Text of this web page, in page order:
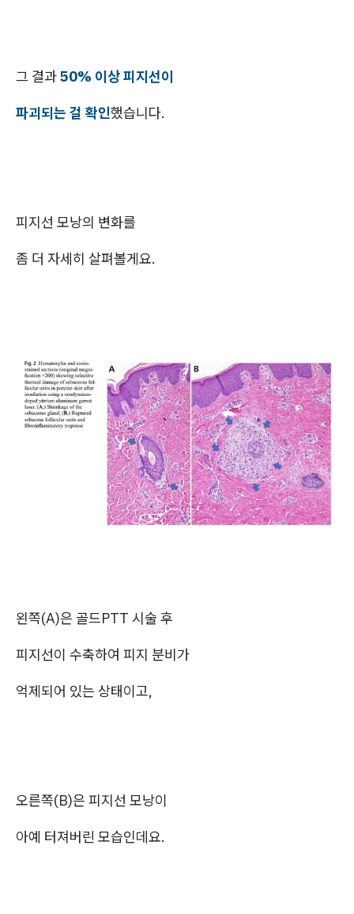
그 결과50% 이상 피지선이
파괴되는 걸 확인했습니다.
피지선 모낭의 변화를
좀 더 자세히 살펴볼게요.
왼쪽(A)은 골드PTT 시술 후
피지선이 수축하여 피지 분비가
억제되어 있는 상태이고,
오른쪽(B)은 피지선 모낭이
아예 터져버린 모습인데요.